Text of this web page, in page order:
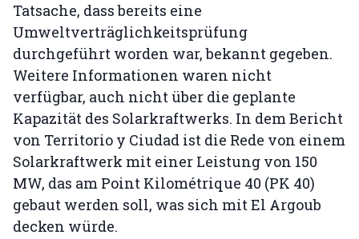
Tatsache, dass bereits eine
Umweltverträglichkeitsprüfung
durchgeführt worden war, bekannt gegeben.
Weitere Informationen waren nicht
verfügbar, auch nicht über die geplante
Kapazität des Solarkraftwerks. In dem Bericht
von Territorio y Ciudad ist die Rede von einem
Solarkraftwerk mit einer Leistung von 150
MW, das am Point Kilométrique 40 (PK 40)
gebaut werden soll, was sich mit El Argoub
decken würde.